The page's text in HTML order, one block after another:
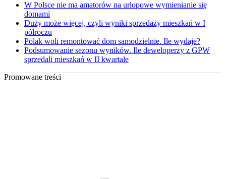
W Polsce nie ma amatorów na urlopowe wymienianie się
domami
Duży może więcej, czyli wyniki sprzedaży mieszkań w I
półroczu
Polak woli remontować dom samodzielnie. Ile wydaje?
Podsumowanie sezonu wyników. Ile deweloperzy z GPW
sprzedali mieszkań w II kwartale
Promowane treści